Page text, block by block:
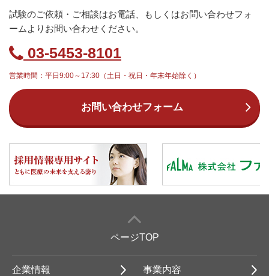
試験のご依頼・ご相談はお電話、もしくはお問い合わせフォ
ームよりお問い合わせください。
03-5453-8101
営業時間：平日9:00～17:30（土日・祝日・年末年始除く）
お問い合わせフォーム
ページTOP
企業情報 事業内容